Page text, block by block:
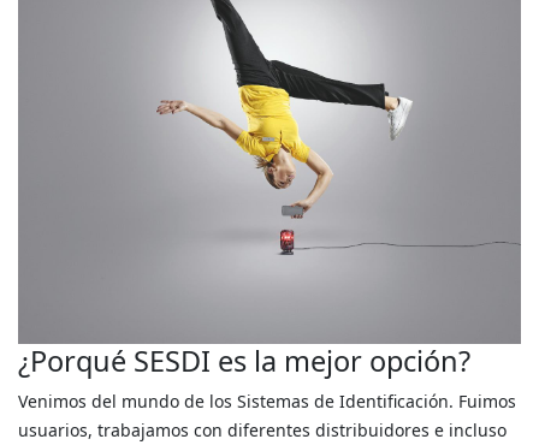
¿Porqué SESDI es la mejor opción?
Venimos del mundo de los Sistemas de Identificación. Fuimos
usuarios, trabajamos con diferentes distribuidores e incluso